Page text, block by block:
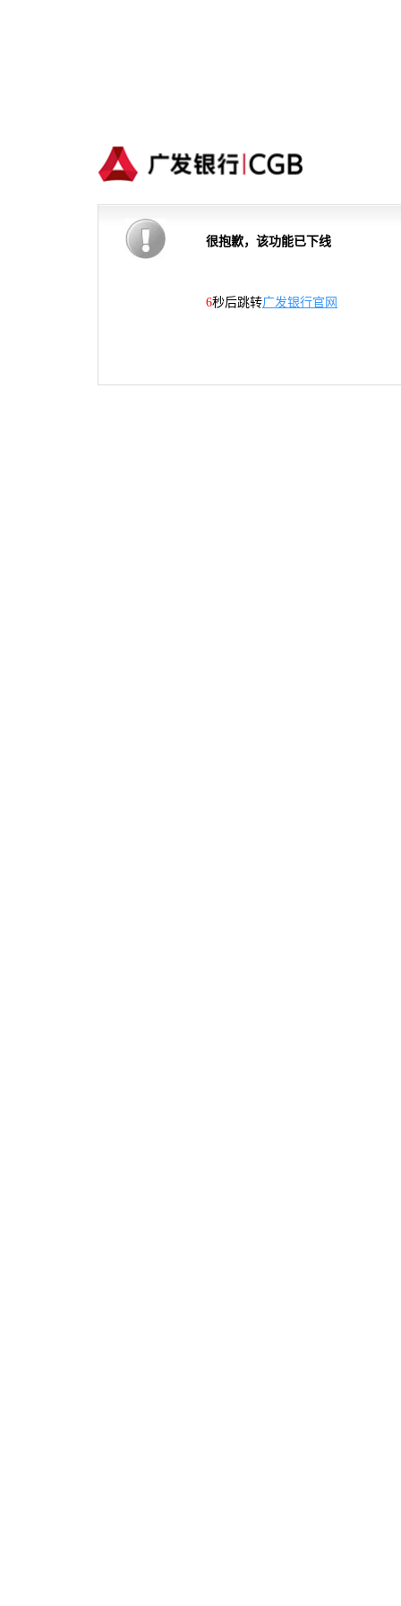
很抱歉，该功能已下线
6秒后跳转广发银行官网